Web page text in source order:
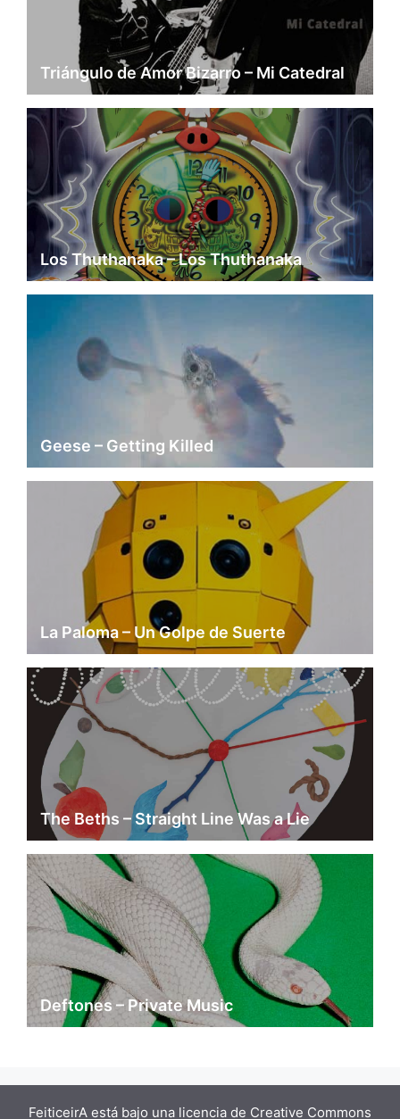
Triángulo de Amor Bizarro – Mi Catedral
Los Thuthanaka – Los Thuthanaka
Geese – Getting Killed
La Paloma – Un Golpe de Suerte
The Beths – Straight Line Was a Lie
Deftones – Private Music
FeiticeirA está bajo una licencia de Creative Commons